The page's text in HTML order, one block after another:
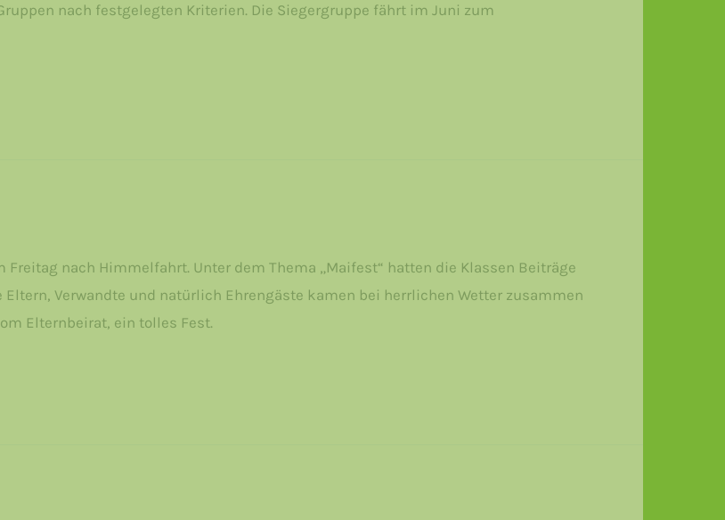
nach festgelegten Kriterien. Die Siegergruppe fährt im Juni zum
nach Himmelfahrt. Unter dem Thema „Maifest“ hatten die Klassen Beiträge
Verwandte und natürlich Ehrengäste kamen bei herrlichen Wetter zusammen
Elternbeirat, ein tolles Fest.